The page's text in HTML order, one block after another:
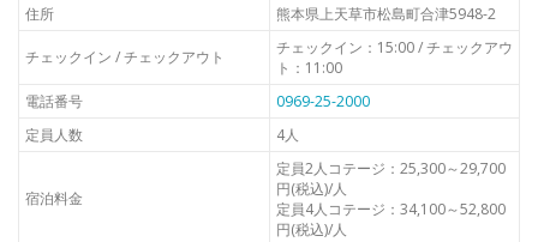
住所 熊本県上天草市松島町合津5948-2
チェックイン / チェックアウト
チェックイン：15:00 / チェックアウ
ト：11:00
電話番号
0969-25-2000
定員人数
4人
宿泊料金
定員2人コテージ：25,300～29,700
円(税込)/人
定員4人コテージ：34,100～52,800
円(税込)/人